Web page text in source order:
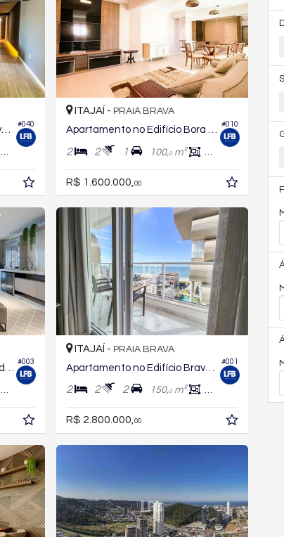
#040
Apartamento no Edifício Brava View
68,
#010
ITAJAÍ - PRAIA BRAVA
Apartamento no Edifício Bora Bora
2 2 1 100,0m² 70,
R$ 1.600.000, 00
#003
101,
#001
ITAJAÍ - PRAIA BRAVA
Apartamento no Edifício Brava Arts
2 2 2 150,0m² 95,
R$ 2.800.000, 00